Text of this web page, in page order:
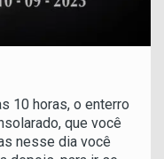
10 horas, o enterro
que você
nesse dia você